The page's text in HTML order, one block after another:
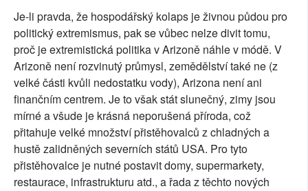
Je-li pravda, že hospodářský kolaps je živnou půdou pro
politický extremismus, pak se vůbec nelze divit tomu,
proč je extremistická politika v Arizoně náhle v módě. V
Arizoně není rozvinutý průmysl, zemědělství také ne (z
velké části kvůli nedostatku vody), Arizona není ani
finančním centrem. Je to však stát slunečný, zimy jsou
mírné a všude je krásná neporušená příroda, což
přitahuje velké množství přistěhovalců z chladných a
hustě zalidněných severních států USA. Pro tyto
přistěhovalce je nutné postavit domy, supermarkety,
restaurace, infrastrukturu atd., a řada z těchto nových